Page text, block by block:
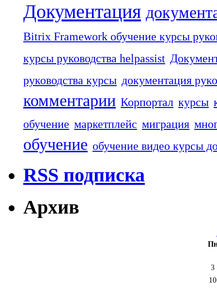
Документация
Bitrix Framework обучение курсы
курсы руководства helpassist
руководства курсы документация
комментарии Корпортал курсы
обучение маркетплейс миграция
обучение обучение видео курсы
RSS подписка
Архив
3
10